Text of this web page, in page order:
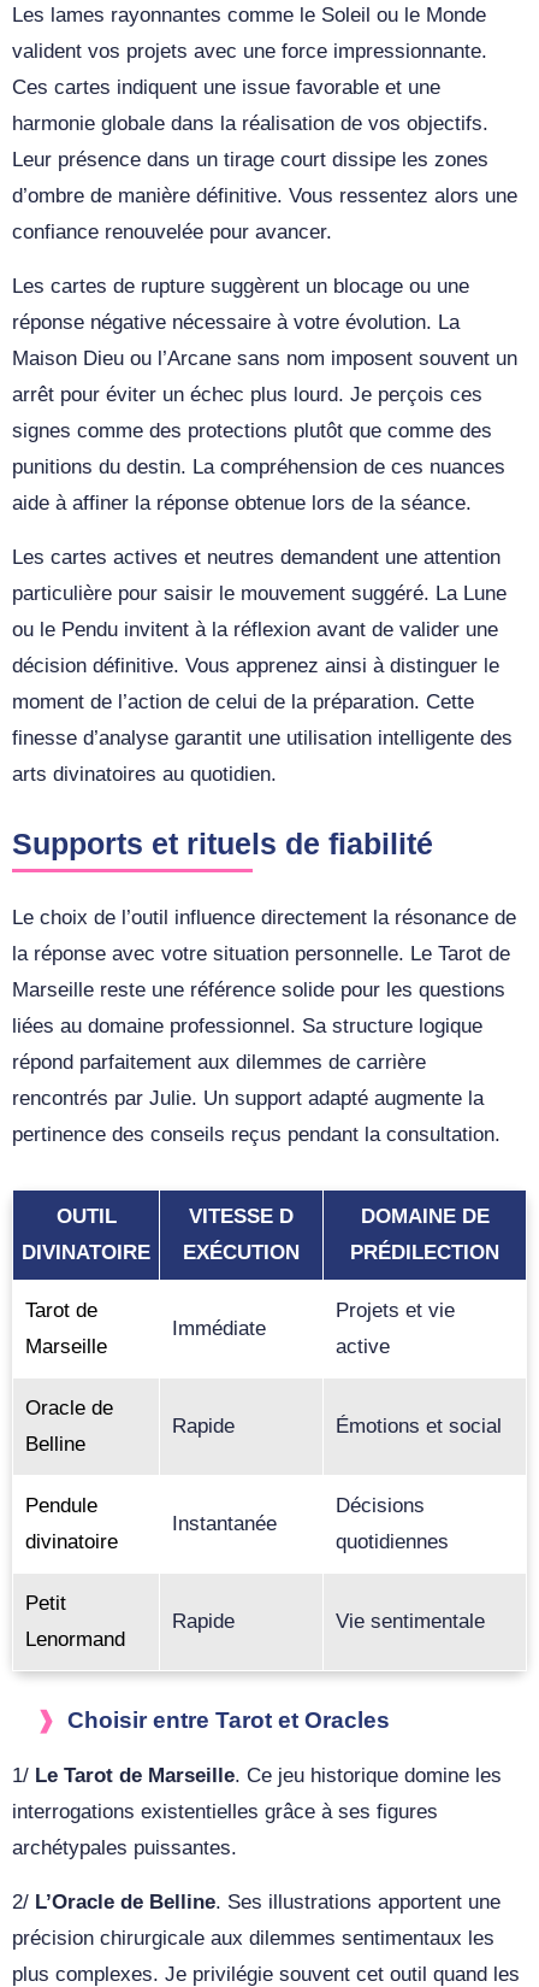
Les lames rayonnantes comme le Soleil ou le Monde
valident vos projets avec une force impressionnante.
Ces cartes indiquent une issue favorable et une
harmonie globale dans la réalisation de vos objectifs.
Leur présence dans un tirage court dissipe les zones
d’ombre de manière définitive. Vous ressentez alors une
confiance renouvelée pour avancer.
Les cartes de rupture suggèrent un blocage ou une
réponse négative nécessaire à votre évolution. La
Maison Dieu ou l’Arcane sans nom imposent souvent un
arrêt pour éviter un échec plus lourd. Je perçois ces
signes comme des protections plutôt que comme des
punitions du destin. La compréhension de ces nuances
aide à affiner la réponse obtenue lors de la séance.
Les cartes actives et neutres demandent une attention
particulière pour saisir le mouvement suggéré. La Lune
ou le Pendu invitent à la réflexion avant de valider une
décision définitive. Vous apprenez ainsi à distinguer le
moment de l’action de celui de la préparation. Cette
finesse d’analyse garantit une utilisation intelligente des
arts divinatoires au quotidien.
Supports et rituels de fiabilité
Le choix de l’outil influence directement la résonance de
la réponse avec votre situation personnelle. Le Tarot de
Marseille reste une référence solide pour les questions
liées au domaine professionnel. Sa structure logique
répond parfaitement aux dilemmes de carrière
rencontrés par Julie. Un support adapté augmente la
pertinence des conseils reçus pendant la consultation.
OUTIL
DIVINATOIRE
VITESSE D
EXÉCUTION
DOMAINE DE
PRÉDILECTION
Tarot de
Marseille
Immédiate
Projets et vie
active
Oracle de
Belline
Rapide Émotions et social
Pendule
divinatoire
Instantanée
Décisions
quotidiennes
Petit
Lenormand
Rapide Vie sentimentale
Choisir entre Tarot et Oracles
1/ Le Tarot de Marseille. Ce jeu historique domine les
interrogations existentielles grâce à ses figures
archétypales puissantes.
2/ L’Oracle de Belline. Ses illustrations apportent une
précision chirurgicale aux dilemmes sentimentaux les
plus complexes. Je privilégie souvent cet outil quand les